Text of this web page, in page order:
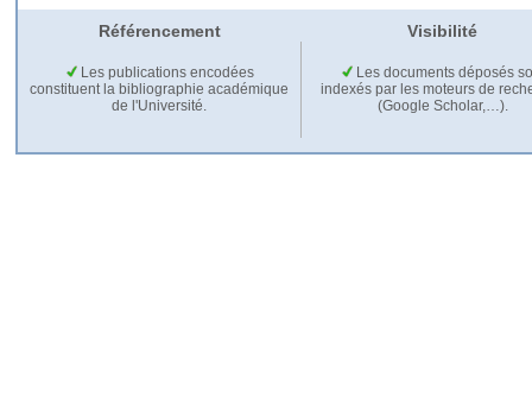
Référencement Visibilité
Les publications encodées
constituent la bibliographie académique
de l'Université.
Les documents déposés
indexés par les moteurs de
(Google Scholar,…).